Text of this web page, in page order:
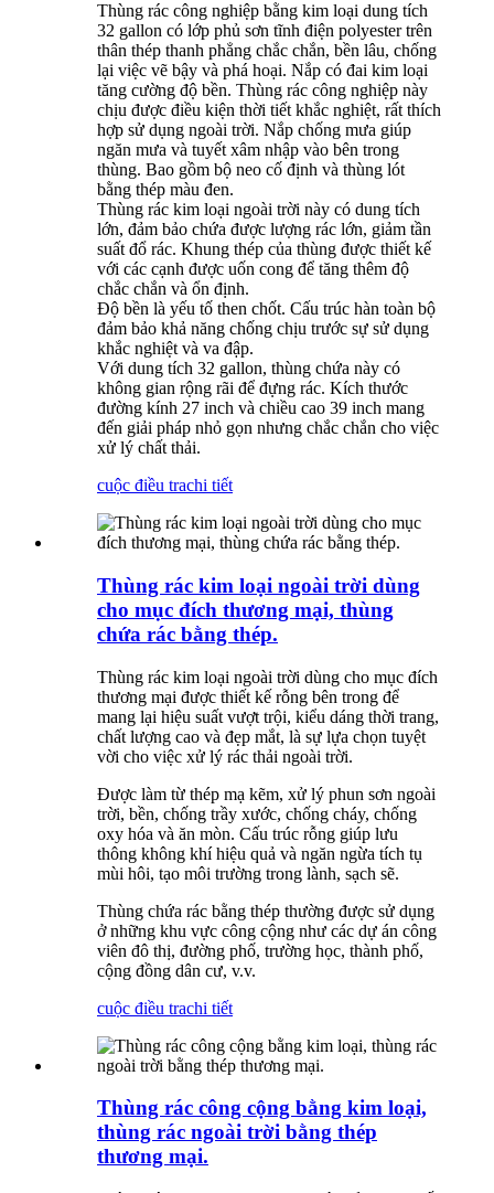
Thùng rác công nghiệp bằng kim loại dung tích
32 gallon có lớp phủ sơn tĩnh điện polyester trên
thân thép thanh phẳng chắc chắn, bền lâu, chống
lại việc vẽ bậy và phá hoại. Nắp có đai kim loại
tăng cường độ bền. Thùng rác công nghiệp này
chịu được điều kiện thời tiết khắc nghiệt, rất thích
hợp sử dụng ngoài trời. Nắp chống mưa giúp
ngăn mưa và tuyết xâm nhập vào bên trong
thùng. Bao gồm bộ neo cố định và thùng lót
bằng thép màu đen.
Thùng rác kim loại ngoài trời này có dung tích
lớn, đảm bảo chứa được lượng rác lớn, giảm tần
suất đổ rác. Khung thép của thùng được thiết kế
với các cạnh được uốn cong để tăng thêm độ
chắc chắn và ổn định.
Độ bền là yếu tố then chốt. Cấu trúc hàn toàn bộ
đảm bảo khả năng chống chịu trước sự sử dụng
khắc nghiệt và va đập.
Với dung tích 32 gallon, thùng chứa này có
không gian rộng rãi để đựng rác. Kích thước
đường kính 27 inch và chiều cao 39 inch mang
đến giải pháp nhỏ gọn nhưng chắc chắn cho việc
xử lý chất thải.
cuộc điều trachi tiết
Thùng rác kim loại ngoài trời dùng
cho mục đích thương mại, thùng
chứa rác bằng thép.
Thùng rác kim loại ngoài trời dùng cho mục đích
thương mại được thiết kế rỗng bên trong để
mang lại hiệu suất vượt trội, kiểu dáng thời trang,
chất lượng cao và đẹp mắt, là sự lựa chọn tuyệt
vời cho việc xử lý rác thải ngoài trời.
Được làm từ thép mạ kẽm, xử lý phun sơn ngoài
trời, bền, chống trầy xước, chống cháy, chống
oxy hóa và ăn mòn. Cấu trúc rỗng giúp lưu
thông không khí hiệu quả và ngăn ngừa tích tụ
mùi hôi, tạo môi trường trong lành, sạch sẽ.
Thùng chứa rác bằng thép thường được sử dụng
ở những khu vực công cộng như các dự án công
viên đô thị, đường phố, trường học, thành phố,
cộng đồng dân cư, v.v.
cuộc điều trachi tiết
Thùng rác công cộng bằng kim loại,
thùng rác ngoài trời bằng thép
thương mại.